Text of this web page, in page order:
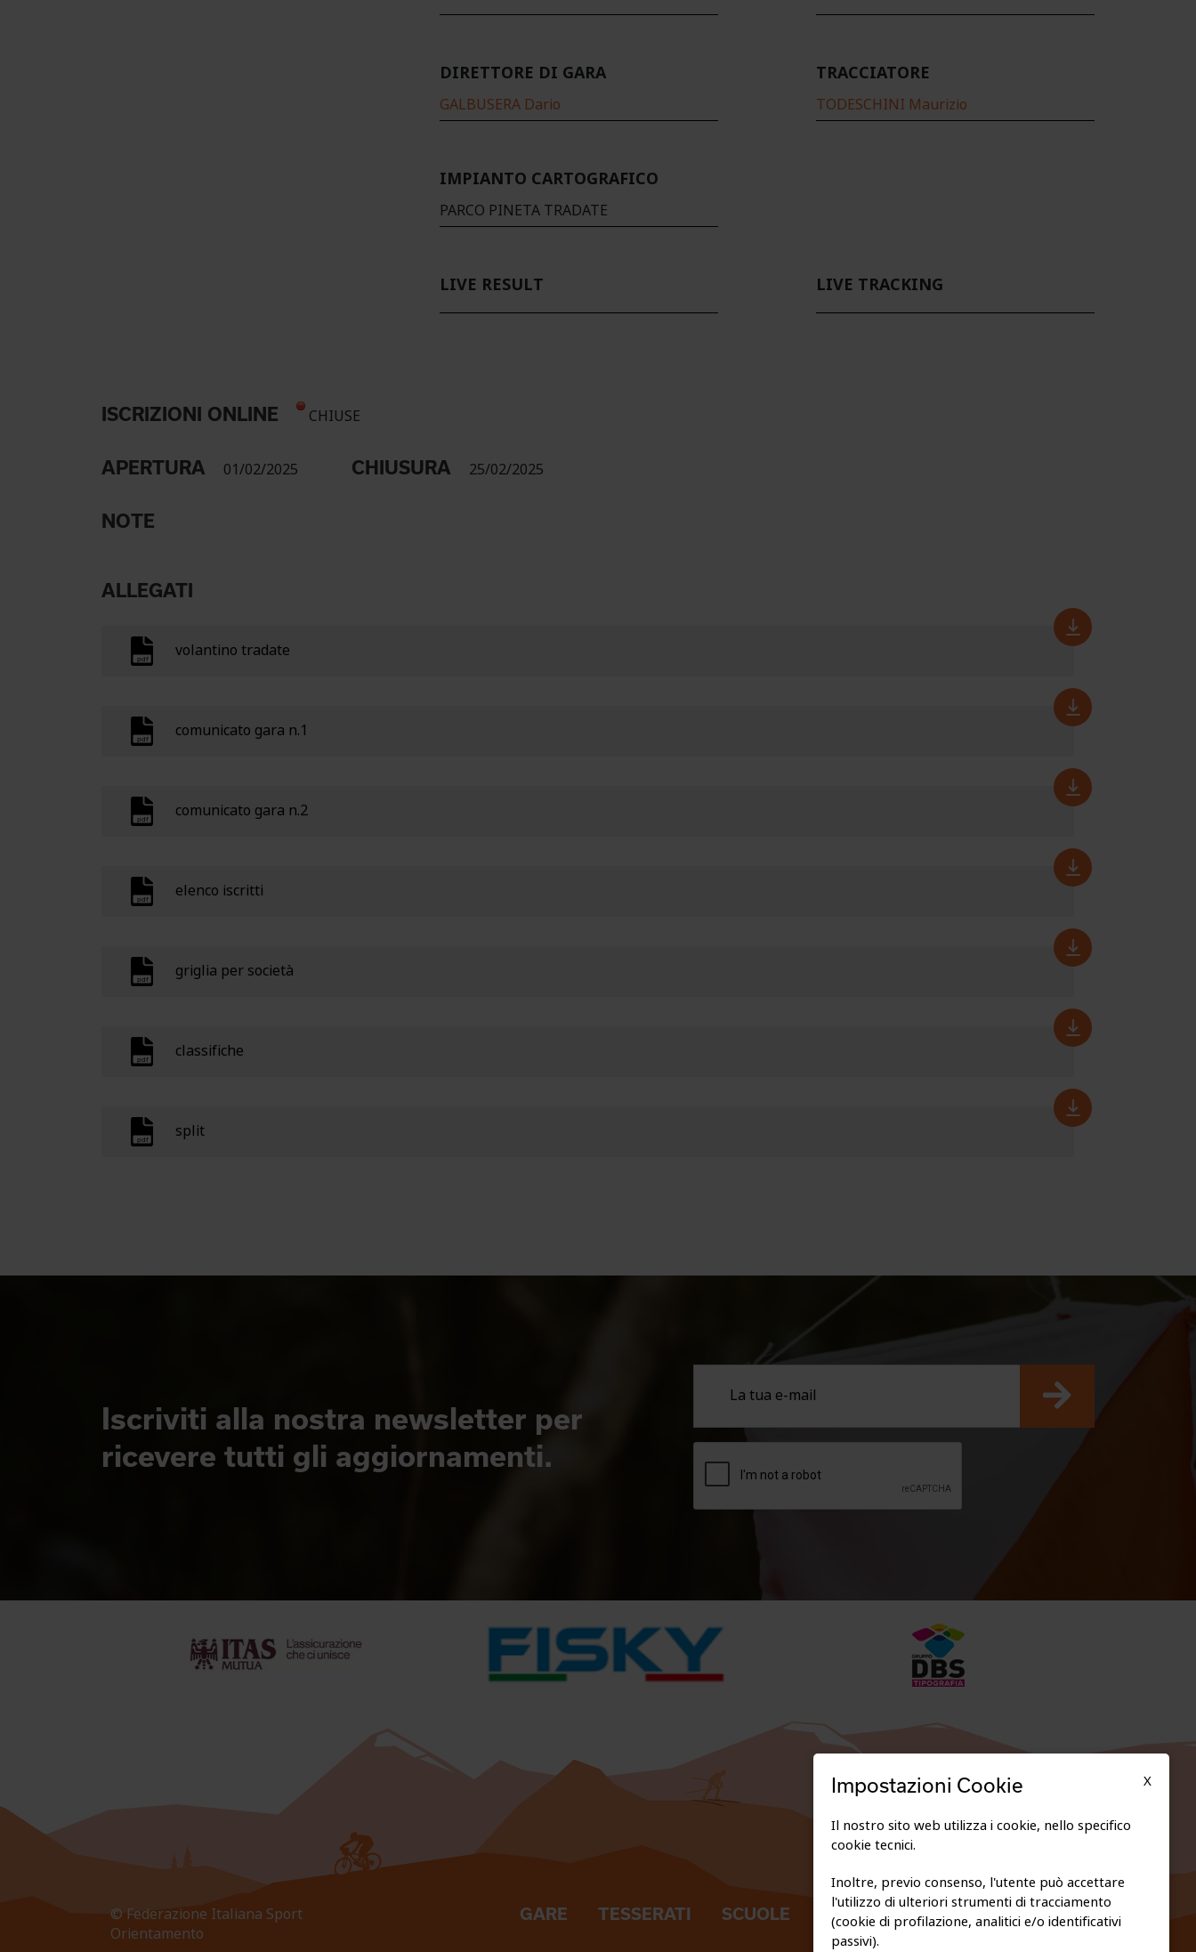
DIRETTORE DI GARA
GALBUSERA Dario
TRACCIATORE
TODESCHINI Maurizio
IMPIANTO CARTOGRAFICO
PARCO PINETA TRADATE
LIVE RESULT LIVE TRACKING
ISCRIZIONI ONLINE CHIUSE
APERTURA 01/02/2025 CHIUSURA 25/02/2025
NOTE
ALLEGATI
volantino tradate
comunicato gara n.1
comunicato gara n.2
elenco iscritti
griglia per società
classifiche
split
Iscriviti alla nostra newsletter per
ricevere tutti gli aggiornamenti.
© Federazione Italiana Sport
Orientamento
GARE TESSERATI SCUOLE
FEDERAZIONE TRASPARENTE
PRIVACY E COOKIE POLICY
X
Impostazioni Cookie
Il nostro sito web utilizza i cookie, nello specifico
cookie tecnici.
Inoltre, previo consenso, l'utente può accettare
l'utilizzo di ulteriori strumenti di tracciamento
(cookie di profilazione, analitici e/o identificativi
passivi).